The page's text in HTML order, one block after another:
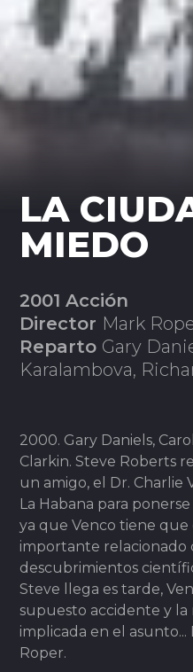
LA
MIEDO
2001 Acción
Director Mark
Reparto Gary
Karalambova,
2000. Gary Daniels,
Clarkin. Steve Roberts
un amigo, el Dr. Charlie
La Habana para
ya que Venco tiene
importante relacionado
descubrimientos
Steve llega es tarde,
supuesto accidente y la
implicada en el
Roper.